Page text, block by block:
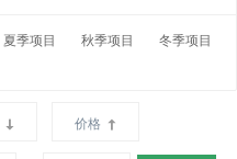
夏季项目 秋季项目
冬季项目
价格